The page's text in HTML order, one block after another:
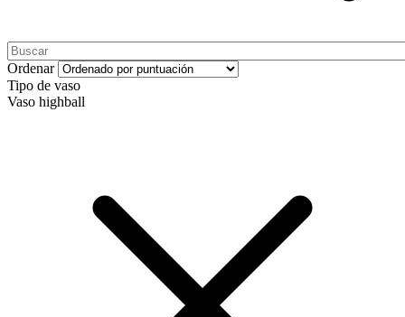
Ordenar
Tipo de vaso
Vaso highball